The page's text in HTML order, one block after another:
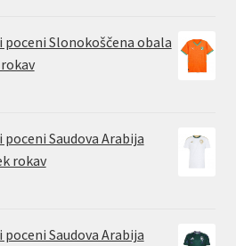
Slonokoščena obala
Saudova Arabija
rokav
Saudova Arabija